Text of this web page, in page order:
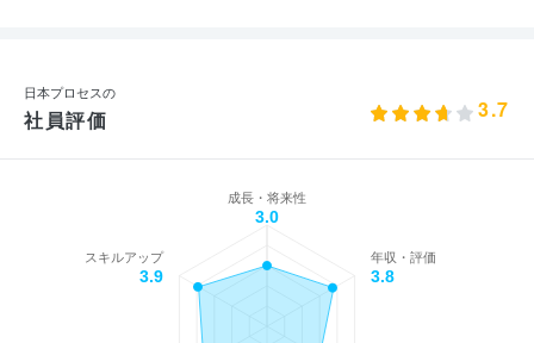
日本プロセスの
社員評価 3.7
成長・将来性
3.0
年収・評価
3.8
スキルアップ
3.9